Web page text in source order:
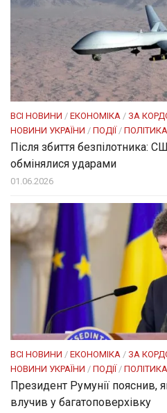
ВСІ НОВИНИ / ЕКОНОМІКА / ЗА
НОВИНИ УКРАЇНИ / ПОДІЇ/ ПОЛІТИКА
Після збиття безпілотника:
обмінялися ударами
01.06.2026
ВСІ НОВИНИ / ЕКОНОМІКА / ЗА
НОВИНИ УКРАЇНИ / ПОДІЇ/ ПОЛІТИКА
Президент Румунії пояснив,
влучив у багатоповерхівку